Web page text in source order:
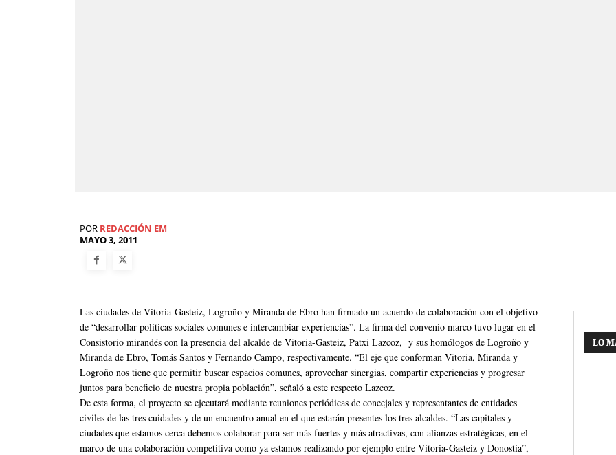
POR REDACCIÓN EM
MAYO 3, 2011
Las ciudades de Vitoria-Gasteiz, Logroño y Miranda de Ebro han firmado un acuerdo de colaboración con el objetivo
de “desarrollar políticas sociales comunes e intercambiar experiencias”. La firma del convenio marco tuvo lugar en el
Consistorio mirandés con la presencia del alcalde de Vitoria-Gasteiz, Patxi Lazcoz, y sus homólogos de Logroño y
Miranda de Ebro, Tomás Santos y Fernando Campo, respectivamente. “El eje que conforman Vitoria, Miranda y
Logroño nos tiene que permitir buscar espacios comunes, aprovechar sinergias, compartir experiencias y progresar
juntos para beneficio de nuestra propia población”, señaló a este respecto Lazcoz.
De esta forma, el proyecto se ejecutará mediante reuniones periódicas de concejales y representantes de entidades
civiles de las tres cuidades y de un encuentro anual en el que estarán presentes los tres alcaldes. “Las capitales y
ciudades que estamos cerca debemos colaborar para ser más fuertes y más atractivas, con alianzas estratégicas, en el
marco de una colaboración competitiva como ya estamos realizando por ejemplo entre Vitoria-Gasteiz y Donostia”,
LO